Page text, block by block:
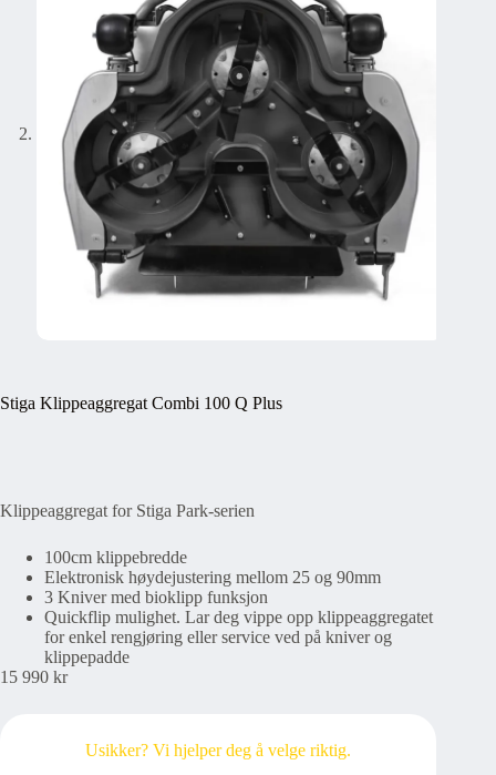
Stiga Klippeaggregat Combi 100 Q Plus
Klippeaggregat for Stiga Park-serien
100cm klippebredde
Elektronisk høydejustering mellom 25 og 90mm
3 Kniver med bioklipp funksjon
Quickflip mulighet. Lar deg vippe opp klippeaggregatet
for enkel rengjøring eller service ved på kniver og
klippepadde
15 990 kr
Usikker? Vi hjelper deg å velge riktig.